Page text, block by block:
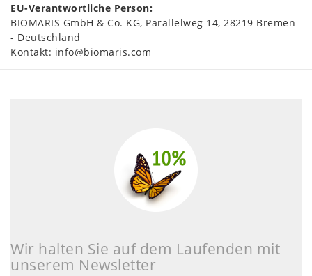
EU-Verantwortliche Person:
BIOMARIS GmbH & Co. KG Parallelweg 14 28219 Bremen
Deutschland
Kontakt: info@biomaris.com
Wir halten Sie auf dem Laufenden mit
unserem Newsletter